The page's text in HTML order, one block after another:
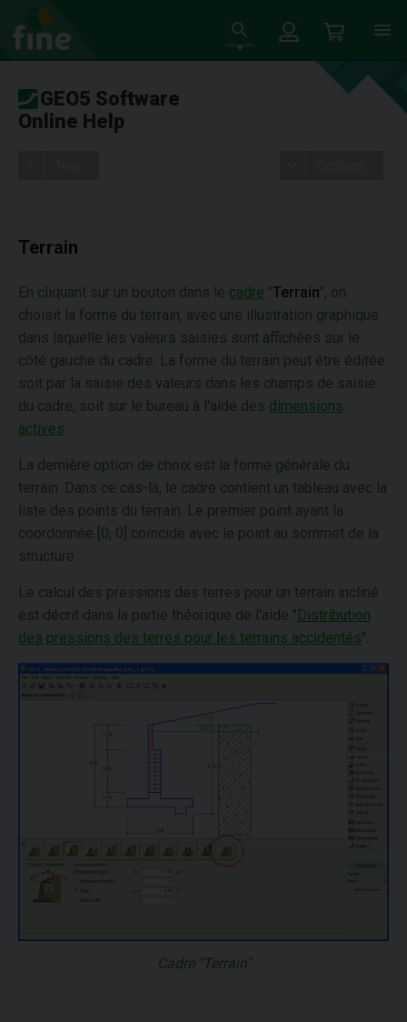
GEO5 Software
Online Help
Terrain
En cliquant sur un bouton dans le cadre "Terrain", on
choisit la forme du terrain, avec une illustration graphique
dans laquelle les valeurs saisies sont affichées sur le
côté gauche du cadre. La forme du terrain peut être éditée
soit par la saisie des valeurs dans les champs de saisie
du cadre, soit sur le bureau à l'aide des dimensions
actives
La dernière option de choix est la forme générale du
terrain. Dans ce cas-là, le cadre contient un tableau avec la
liste des points du terrain. Le premier point ayant la
coordonnée [0, 0] coïncide avec le point au sommet de la
structure.
Le calcul des pressions des terres pour un terrain incliné
est décrit dans la partie théorique de l'aide "Distribution
des pressions des terres pour les terrains accidentés".
Cadre "Terrain"